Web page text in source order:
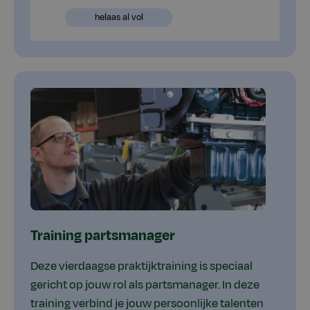
beschikbaar
helaas al vol
Training partsmanager
Deze vierdaagse praktijktraining is speciaal
gericht op jouw rol als partsmanager. In deze
training verbind je jouw persoonlijke talenten